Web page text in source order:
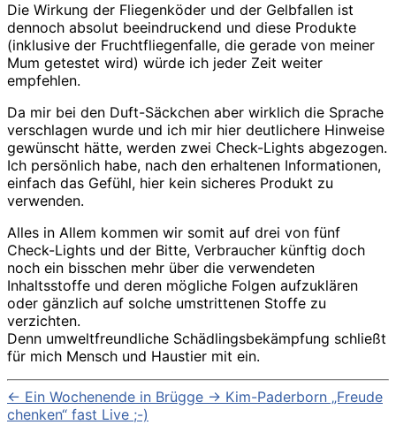
Die Wirkung der Fliegenköder und der Gelbfallen ist
dennoch absolut beeindruckend und diese Produkte
(inklusive der Fruchtfliegenfalle, die gerade von meiner
Mum getestet wird) würde ich jeder Zeit weiter
empfehlen.
Da mir bei den Duft-Säckchen aber wirklich die Sprache
verschlagen wurde und ich mir hier deutlichere Hinweise
gewünscht hätte, werden zwei Check-Lights abgezogen.
Ich persönlich habe, nach den erhaltenen Informationen,
einfach das Gefühl, hier kein sicheres Produkt zu
verwenden.
Alles in Allem kommen wir somit auf drei von fünf
Check-Lights und der Bitte, Verbraucher künftig doch
noch ein bisschen mehr über die verwendeten
Inhaltsstoffe und deren mögliche Folgen aufzuklären
oder gänzlich auf solche umstrittenen Stoffe zu
verzichten.
Denn umweltfreundliche Schädlingsbekämpfung schließt
für mich Mensch und Haustier mit ein.
← Ein Wochenende in Brügge → Kim-Paderborn „Freude
chenken“ fast Live ;-)